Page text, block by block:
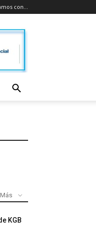
con…
Más
KGB